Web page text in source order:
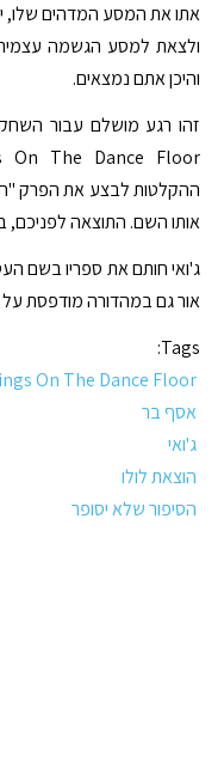
אתו את המסע המדהים
ולצאת למסע הגשמה
והיכן אתם נמצאים.
זהו רגע מושלם עבור
ההקלטות לבצע את הפרק
אותו השם. התוצאה לפניכם,
אור גם במהדורה מודפסת על
Tags:
On The Dance Floor
אסף בר
ג'ואי
הוצאת לולו
הסיפור שלא יסופר